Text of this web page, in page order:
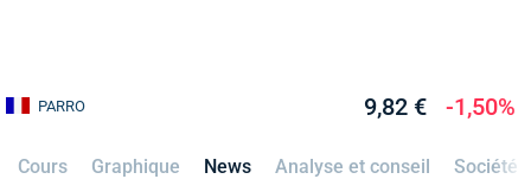
PARRO 9,82 € -1,50%
Cours Graphique News Analyse et conseil Société